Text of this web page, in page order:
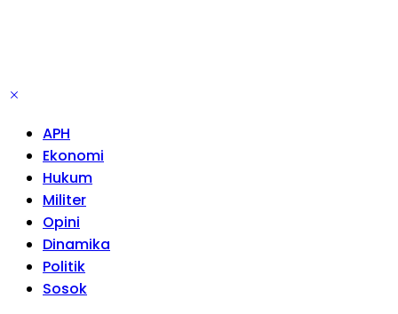
APH
Ekonomi
Hukum
Militer
Opini
Dinamika
Politik
Sosok